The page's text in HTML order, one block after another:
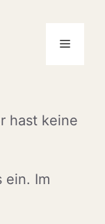
Menü
hast keine
ein. Im